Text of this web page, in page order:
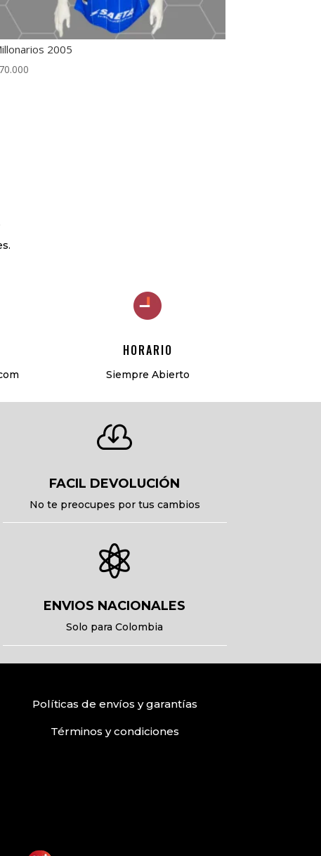
2005
70.000
HORARIO
Siempre Abierto

FACIL DEVOLUCIÓN
No te preocupes por tus cambios

ENVIOS NACIONALES
Solo para Colombia
Políticas de envíos ygarantías
Términos y condiciones